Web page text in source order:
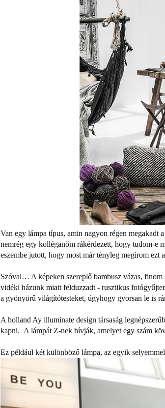
Van egy lámpa típus, amin nagyon régen
nemrég egy kolléganőm rákérdezett, hogy tudom-e
eszembe jutott, hogy most már tényleg megírom ezt
Szóval… A képeken szereplő bambusz vázas,
vidéki házunk miatt felduzzadt - rusztikus
a gyönyörű világítótesteket, úgyhogy gyorsan le is
A holland Ay illuminate design társaság
kapni. A lámpát Z-nek hívják, amelyet egy szám
Ez például két különböző lámpa, az egyik